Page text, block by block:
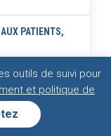
PATIENTS,
outils de suivi pour
et politique de